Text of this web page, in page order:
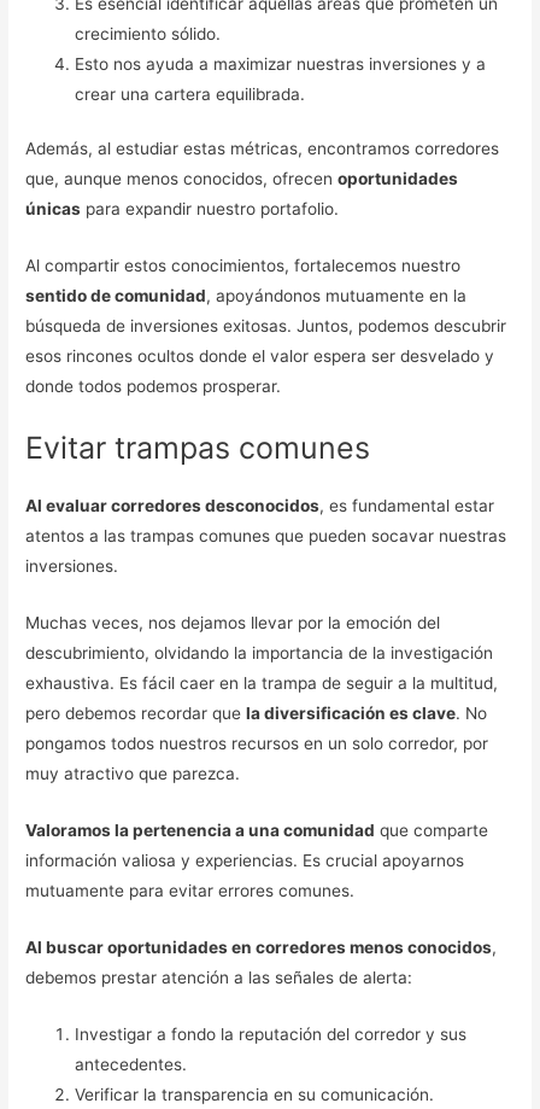
crecimiento sólido.
Esto nos ayuda a maximizar nuestras inversiones y a
crear una cartera equilibrada.
Además, al estudiar estas métricas, encontramos corredores
que, aunque menos conocidos, ofrecenoportunidades
únicas para expandir nuestro portafolio.
Al compartir estos conocimientos, fortalecemos nuestro
sentido de comunidad, apoyándonos mutuamente en la
búsqueda de inversiones exitosas. Juntos, podemos descubrir
esos rincones ocultos donde el valor espera ser desvelado y
donde todos podemos prosperar.
Evitar trampas comunes
Al evaluar corredores desconocidos, es fundamental estar
atentos a las trampas comunes que pueden socavar nuestras
inversiones.
Muchas veces, nos dejamos llevar por la emoción del
descubrimiento, olvidando la importancia de la investigación
exhaustiva. Es fácil caer en la trampa de seguir a la multitud,
pero debemos recordar quela diversificación es clave. No
pongamos todos nuestros recursos en un solo corredor, por
muy atractivo que parezca.
Valoramos la pertenencia a una comunidad que comparte
información valiosa y experiencias. Es crucial apoyarnos
mutuamente para evitar errores comunes.
Al buscar oportunidades en corredores menos conocidos,
debemos prestar atención a las señales de alerta:
Investigar a fondo la reputación del corredor y sus
antecedentes.
Verificar la transparencia en su comunicación.